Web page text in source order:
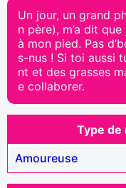
Un jour, un grand
n père), m’a dit
à mon pied. Pas
s-nus ! Si toi aussi
nt et des grasses
e collaborer.
Type
Amoureuse